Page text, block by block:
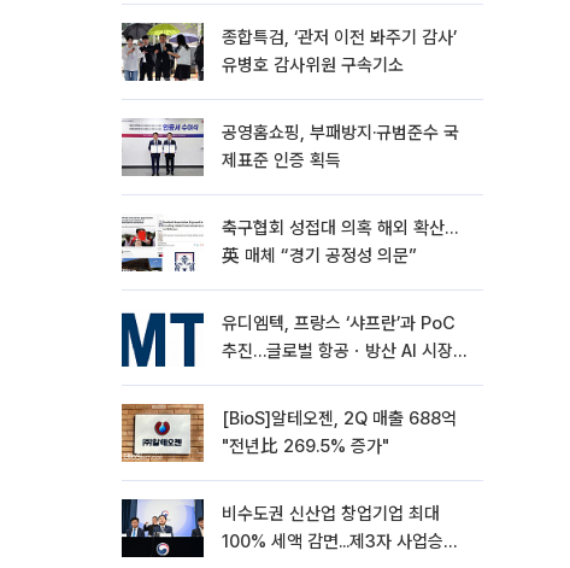
종합특검, ‘관저 이전 봐주기 감사’
유병호 감사위원 구속기소
공영홈쇼핑, 부패방지·규범준수 국
제표준 인증 획득
축구협회 성접대 의혹 해외 확산…
英 매체 “경기 공정성 의문”
유디엠텍, 프랑스 ‘샤프란’과 PoC
추진…글로벌 항공ㆍ방산 AI 시장
[BioS]알테오젠, 2Q 매출 688억
"전년比 269.5% 증가"
비수도권 신산업 창업기업 최대
100% 세액 감면...제3자 사업승계